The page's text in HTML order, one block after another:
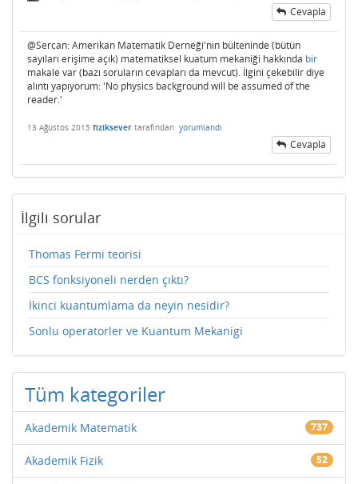
Cevapla
@Sercan: Amerikan Matematik Derneği'nin bülteninde (bütün
sayıları erişime açık) matematiksel kuatum mekaniği hakkında bir
makale var (bazı soruların cevapları da mevcut). İlgini çekebilir diye
alıntı yapıyorum: 'No physics background will be assumed of the
reader.'
13 Ağustos 2015 fiziksever tarafından yorumlandı
Cevapla
İlgili sorular
Thomas Fermi teorisi
BCS fonksiyoneli nerden çıktı?
İkinci kuantumlama da neyin nesidir?
Sonlu operatorler ve Kuantum Mekanigi
Tüm kategoriler
Akademik Matematik 737
Akademik Fizik 52